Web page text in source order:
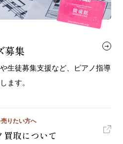
募集
生徒募集支援など、ピアノ指導
ます。
売りたい方へ
買取について